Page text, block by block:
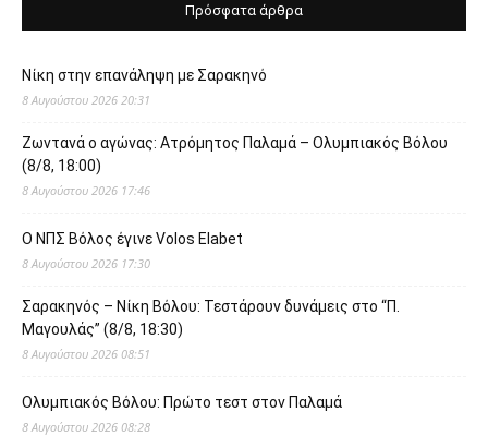
Πρόσφατα άρθρα
Νίκη στην επανάληψη με Σαρακηνό
8 Αυγούστου 2026 20:31
Ζωντανά ο αγώνας: Ατρόμητος Παλαμά – Ολυμπιακός Βόλου
(8/8, 18:00)
8 Αυγούστου 2026 17:46
O ΝΠΣ Βόλος έγινε Volos Elabet
8 Αυγούστου 2026 17:30
Σαρακηνός – Νίκη Βόλου: Τεστάρουν δυνάμεις στο “Π.
Μαγουλάς” (8/8, 18:30)
8 Αυγούστου 2026 08:51
Ολυμπιακός Βόλου: Πρώτο τεστ στον Παλαμά
8 Αυγούστου 2026 08:28